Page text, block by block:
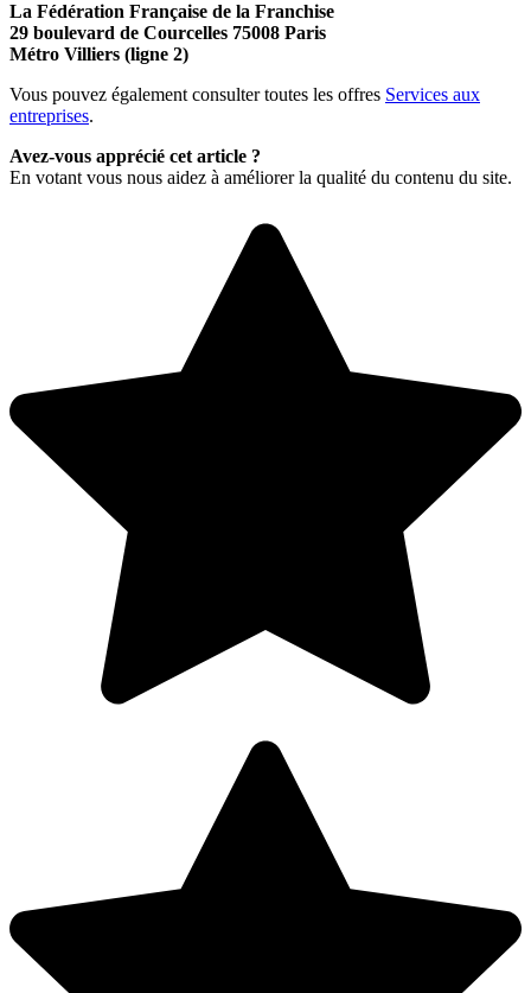
La Fédération Française de la Franchise
29 boulevard de Courcelles 75008 Paris
Métro Villiers (ligne 2)
Vous pouvez également consulter toutes les offres Services aux
entreprises.
Avez-vous apprécié cet article ?
En votant vous nous aidez à améliorer la qualité du contenu du site.